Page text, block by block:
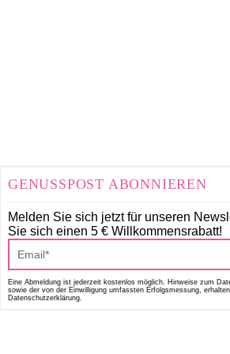
GENUSSPOST ABONNIEREN
Melden Sie sich jetzt für unseren
Sie sich einen 5 € Willkommensrabatt!
Eine Abmeldung ist jederzeit kostenlos möglich. Hinweise zum
sowie der von der Einwilligung umfassten Erfolgsmessung,
Datenschutzerklärung.